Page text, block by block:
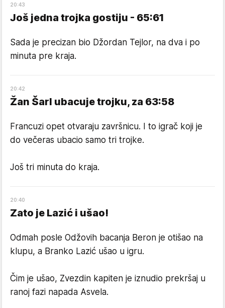
20:43
Još jedna trojka gostiju - 65:61
Sada je precizan bio Džordan Tejlor, na dva i po
minuta pre kraja.
20:42
Žan Šarl ubacuje trojku, za 63:58
Francuzi opet otvaraju završnicu. I to igrač koji je
do večeras ubacio samo tri trojke.
Još tri minuta do kraja.
20:40
Zato je Lazić i ušao!
Odmah posle Odžovih bacanja Beron je otišao na
klupu, a Branko Lazić ušao u igru.
Čim je ušao, Zvezdin kapiten je iznudio prekršaj u
ranoj fazi napada Asvela.